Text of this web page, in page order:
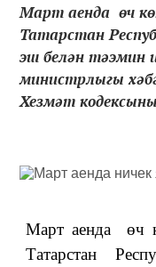
Март аенда өч
Татарстан
эш белән тәэмин
министрлыгы
Хезмәт
Март аенда өч
Татарстан